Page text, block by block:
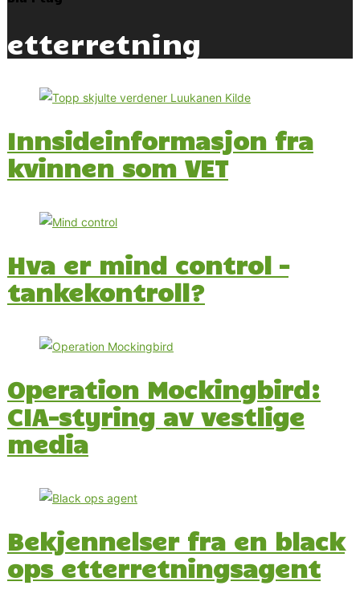
etterretning
Innsideinformasjon fra
kvinnen som VET
Hva er mind control –
tankekontroll?
Operation Mockingbird:
CIA-styring av vestlige
media
Bekjennelser fra en black
ops etterretningsagent